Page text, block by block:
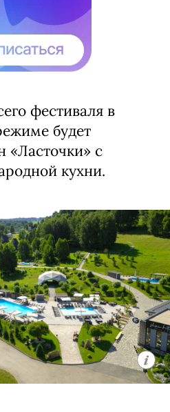
фестиваля в
будет
«Ласточки» с
кухни.